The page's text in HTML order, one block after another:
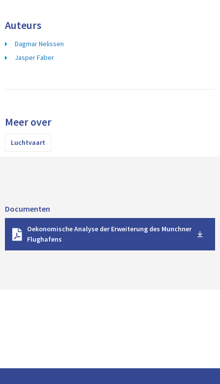
Auteurs
Dagmar Nelissen
Jasper Faber
Meer over
Luchtvaart
Documenten
Oekonomische Analyse der Erweiterung des Munchner
Flughafens
n